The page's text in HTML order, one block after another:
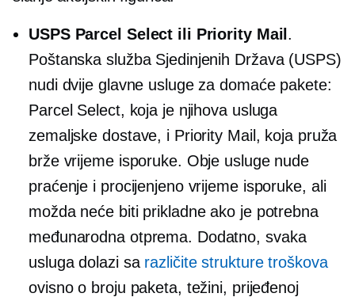
USPS Parcel Select ili Priority Mail .
Poštanska služba Sjedinjenih Država (USPS)
nudi dvije glavne usluge za domaće pakete:
Parcel Select, koja je njihova usluga
zemaljske dostave, i Priority Mail, koja pruža
brže vrijeme isporuke. Obje usluge nude
praćenje i procijenjeno vrijeme isporuke, ali
možda neće biti prikladne ako je potrebna
međunarodna otprema. Dodatno, svaka
usluga dolazi sa različite strukture troškova
ovisno o broju paketa, težini, prijeđenoj